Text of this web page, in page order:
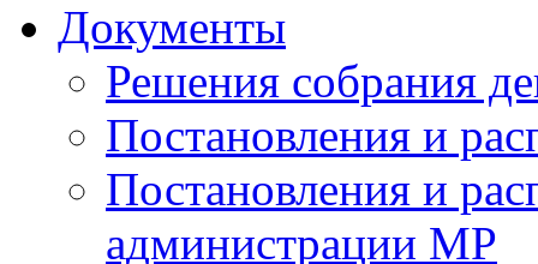
Документы
Решения собрания
Постановления и
Постановления и
администрации МР